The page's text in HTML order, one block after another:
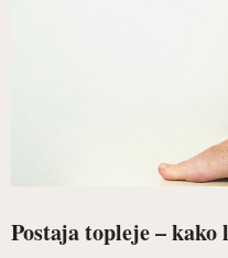
Postaja topleje – kako